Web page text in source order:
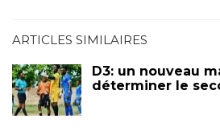
ARTICLES SIMILAIRES
D3: un nouveau
déterminer le